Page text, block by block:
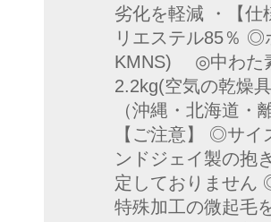
劣化を軽減 ・【
リエステル85％ ◎
KMNS) ◎中わた
2.2kg(空気の乾燥
（沖縄・北海道
【ご注意】 ◎サ
ンドジェイ製の抱
定しておりません
特殊加工の微起毛